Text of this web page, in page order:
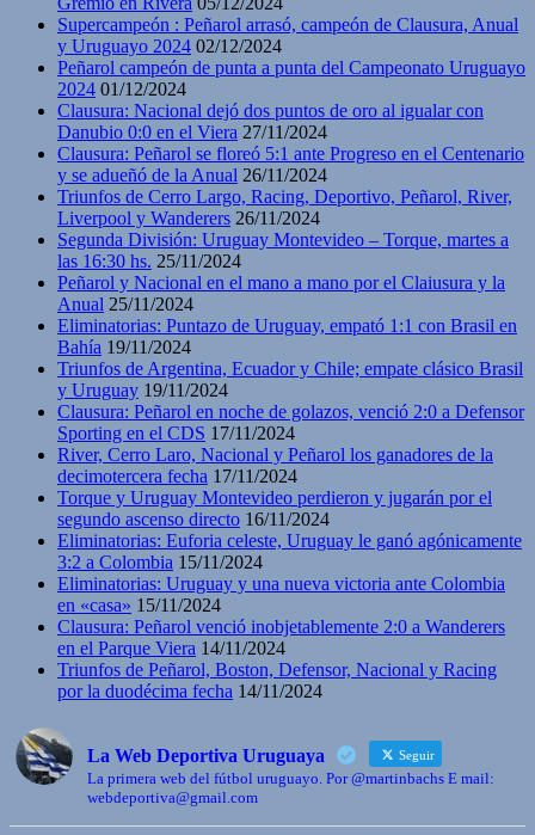
Supercampeón : Peñarol arrasó, campeón de Clausura, Anual
y Uruguayo 2024 02/12/2024
Peñarol campeón de punta a punta del Campeonato Uruguayo
2024 01/12/2024
Clausura: Nacional dejó dos puntos de oro al igualar con
Danubio 0:0 en el Viera 27/11/2024
Clausura: Peñarol se floreó 5:1 ante Progreso en el Centenario
y se adueñó de la Anual 26/11/2024
Triunfos de Cerro Largo, Racing, Deportivo, Peñarol, River,
Liverpool y Wanderers 26/11/2024
Segunda División: Uruguay Montevideo – Torque, martes a
las 16:30 hs. 25/11/2024
Peñarol y Nacional en el mano a mano por el Claiusura y la
Anual 25/11/2024
Eliminatorias: Puntazo de Uruguay, empató 1:1 con Brasil en
Bahía 19/11/2024
Triunfos de Argentina, Ecuador y Chile; empate clásico Brasil
y Uruguay 19/11/2024
Clausura: Peñarol en noche de golazos, venció 2:0 a Defensor
Sporting en el CDS 17/11/2024
River, Cerro Laro, Nacional y Peñarol los ganadores de la
decimotercera fecha 17/11/2024
Torque y Uruguay Montevideo perdieron y jugarán por el
segundo ascenso directo 16/11/2024
Eliminatorias: Euforia celeste, Uruguay le ganó agónicamente
3:2 a Colombia 15/11/2024
Eliminatorias: Uruguay y una nueva victoria ante Colombia
en «casa» 15/11/2024
Clausura: Peñarol venció inobjetablemente 2:0 a Wanderers
en el Parque Viera 14/11/2024
Triunfos de Peñarol, Boston, Defensor, Nacional y Racing
por la duodécima fecha 14/11/2024
La Web Deportiva Uruguaya Seguir
La primera web del fútbol uruguayo. Por @martinbachs E mail:
webdeportiva@gmail.com